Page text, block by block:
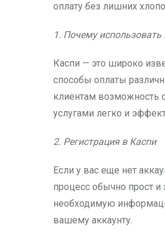
оплату без лишних
1. Почему
Каспи — это широко
способы оплаты
клиентам возможность
услугами легко и
2. Регистрация в Каспи
Если у вас еще нет
процесс обычно прост и
необходимую
вашему аккаунту.